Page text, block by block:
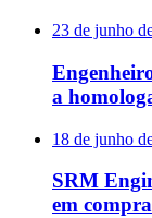
23 de junho
a
18 de junho
SRM
em